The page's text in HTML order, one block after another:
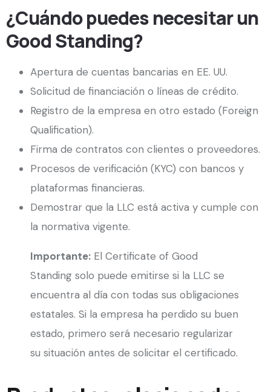
¿Cuándo puedes necesitar un
Good Standing?
Apertura de cuentas bancarias en EE. UU.
Solicitud de financiación o líneas de crédito.
Registro de la empresa en otro estado (Foreign
Qualification).
Firma de contratos con clientes o proveedores.
Procesos de verificación (KYC) con bancos y
plataformas financieras.
Demostrar que la LLC está activa y cumple con
la normativa vigente.
Importante: El Certificate of Good
Standing solo puede emitirse si la LLC se
encuentra al día con todas sus obligaciones
estatales. Si la empresa ha perdido su buen
estado, primero será necesario regularizar
su situación antes de solicitar el certificado.